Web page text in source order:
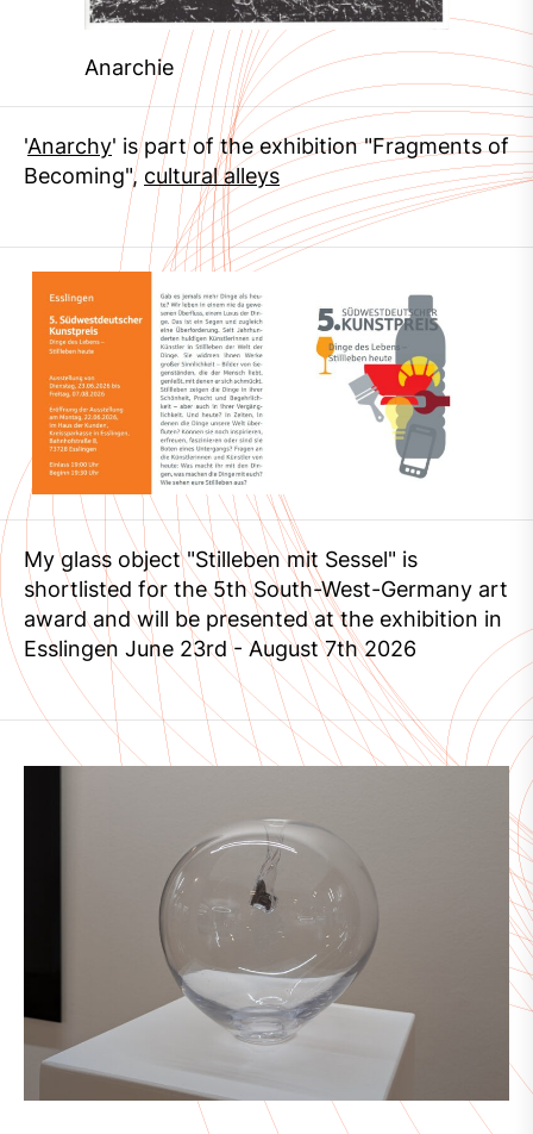
Anarchie
'Anarchy' is part of the exhibition "Fragments of
Becoming", cultural alleys
My glass object "Stilleben mit Sessel" is
shortlisted for the 5th South-West-Germany art
award and will be presented at the exhibition in
Esslingen June 23rd - August 7th 2026